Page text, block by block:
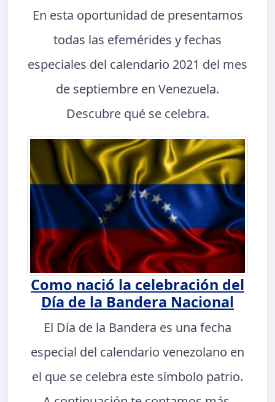
En esta oportunidad de presentamos
todas las efemérides y fechas
especiales del calendario 2021 del mes
de septiembre en Venezuela.
Descubre qué se celebra.
Como nació la celebración del
Día de la Bandera Nacional
El Día de la Bandera es una fecha
especial del calendario venezolano en
el que se celebra este símbolo patrio.